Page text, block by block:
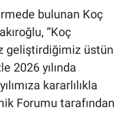
bulunan Koç
“Koç
geliştirdiğimiz üstün
2026 yılında
kararlılıkla
Forumu tarafından